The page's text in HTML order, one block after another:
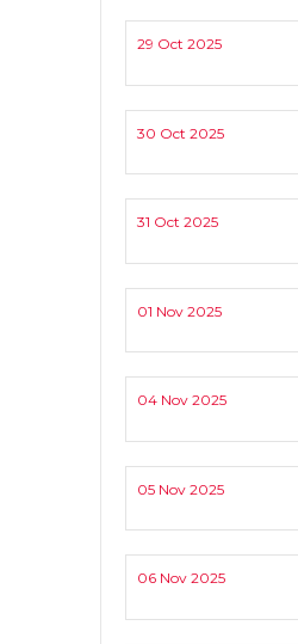
29 Oct 2025
30 Oct 2025
31 Oct 2025
01 Nov 2025
04 Nov 2025
05 Nov 2025
06 Nov 2025